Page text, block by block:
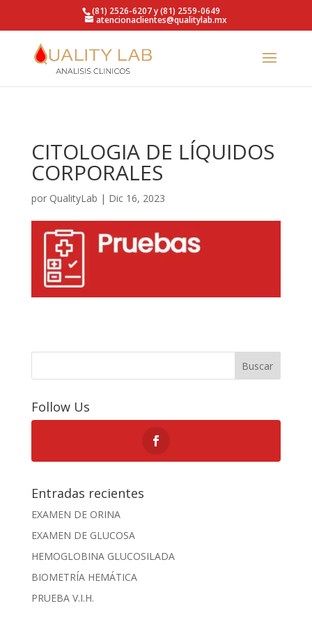
https://qualitylab.mx/(81) 2526-6207 y (81) 2559-0649
atencionaclientes@qualitylab.mx
CITOLOGIA DE LÍQUIDOS
CORPORALES
por QualityLab | Dic 16, 2023
Buscar
Follow Us
Entradas recientes
EXAMEN DE ORINA
EXAMEN DE GLUCOSA
HEMOGLOBINA GLUCOSILADA
BIOMETRÍA HEMÁTICA
PRUEBA V.I.H.